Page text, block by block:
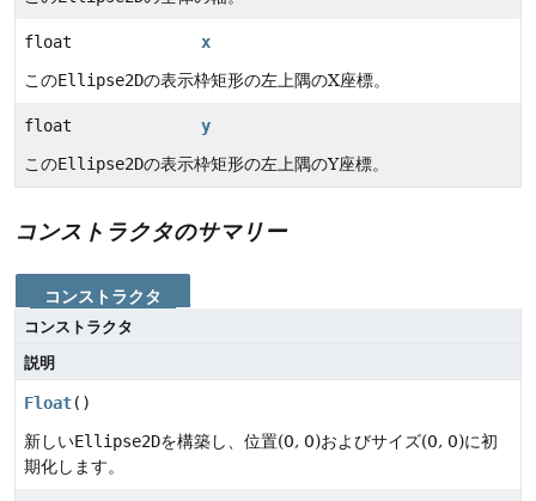
float
x
このEllipse2Dの表示枠矩形の左上隅のX座標。
float
y
このEllipse2Dの表示枠矩形の左上隅のY座標。
コンストラクタのサマリー
コンストラクタ
コンストラクタ
説明
Float()
新しいEllipse2Dを構築し、位置(0, 0)およびサイズ(0, 0)に初
期化します。